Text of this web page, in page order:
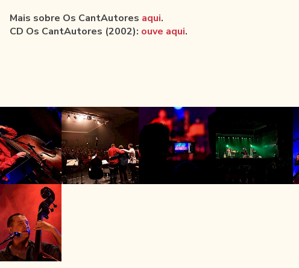
Mais sobre Os CantAutores aqui.
CD Os CantAutores (2002): ouve aqui.